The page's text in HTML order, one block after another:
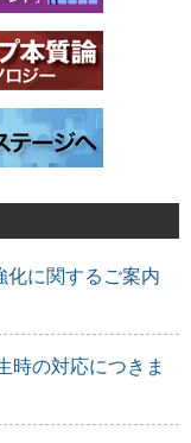
化に関するご案内
時の対応につきま